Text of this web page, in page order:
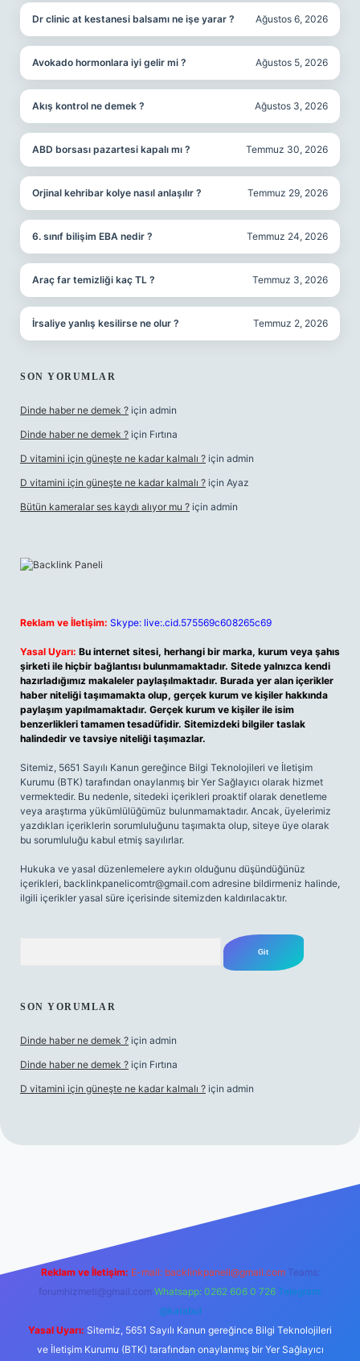
Dr clinic at kestanesi balsamı ne işe yarar ? Ağustos 6, 2026
Avokado hormonlara iyi gelir mi ? Ağustos 5, 2026
Akış kontrol ne demek ? Ağustos 3, 2026
ABD borsası pazartesi kapalı mı ? Temmuz 30, 2026
Orjinal kehribar kolye nasıl anlaşılır ? Temmuz 29, 2026
6. sınıf bilişim EBA nedir ? Temmuz 24, 2026
Araç far temizliği kaç TL ? Temmuz 3, 2026
İrsaliye yanlış kesilirse ne olur ? Temmuz 2, 2026
SON YORUMLAR
Dinde haber ne demek ? için admin
Dinde haber ne demek ? için Fırtına
D vitamini için güneşte ne kadar kalmalı ? için admin
D vitamini için güneşte ne kadar kalmalı ? için Ayaz
Bütün kameralar ses kaydı alıyor mu ? için admin
Reklam ve İletişim: Skype: live:.cid.575569c608265c69
Yasal Uyarı: Bu internet sitesi, herhangi bir marka, kurum veya şahıs
şirketi ile hiçbir bağlantısı bulunmamaktadır. Sitede yalnızca kendi
hazırladığımız makaleler paylaşılmaktadır. Burada yer alan içerikler
haber niteliği taşımamakta olup, gerçek kurum ve kişiler hakkında
paylaşım yapılmamaktadır. Gerçek kurum ve kişiler ile isim
benzerlikleri tamamen tesadüfidir. Sitemizdeki bilgiler taslak
halindedir ve tavsiye niteliği taşımazlar.
Sitemiz, 5651 Sayılı Kanun gereğince Bilgi Teknolojileri ve İletişim
Kurumu (BTK) tarafından onaylanmış bir Yer Sağlayıcı olarak hizmet
vermektedir. Bu nedenle, sitedeki içerikleri proaktif olarak denetleme
veya araştırma yükümlülüğümüz bulunmamaktadır. Ancak, üyelerimiz
yazdıkları içeriklerin sorumluluğunu taşımakta olup, siteye üye olarak
bu sorumluluğu kabul etmiş sayılırlar.
Hukuka ve yasal düzenlemelere aykırı olduğunu düşündüğünüz
içerikleri, backlinkpanelicomtr@gmail.com adresine bildirmeniz halinde,
ilgili içerikler yasal süre içerisinde sitemizden kaldırılacaktır.
SON YORUMLAR
Dinde haber ne demek ? için admin
Dinde haber ne demek ? için Fırtına
D vitamini için güneşte ne kadar kalmalı ? için admin
Reklam ve İletişim: E-mail: backlinkpaneli@gmail.com Teams:
forumhizmeti@gmail.com Whatsapp: 0262 606 0 726 Telegram:
@karabul
Yasal Uyarı: Sitemiz, 5651 Sayılı Kanun gereğince Bilgi Teknolojileri
ve İletişim Kurumu (BTK) tarafından onaylanmış bir Yer Sağlayıcı